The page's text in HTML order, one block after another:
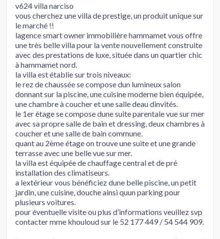
v624 villa narciso
vous cherchez une villa de prestige, un produit unique sur
le marché !!
lagence smart owner immobilière hammamet vous offre
une très belle villa pour la vente nouvellement construite
avec des prestations de luxe, située dans un quartier chic
à hammamet nord.
la villa est établie sur trois niveaux:
le rez de chaussée se compose dun lumineux salon
donnant sur la piscine, une cuisine moderne bien équipée,
une chambre à coucher et une salle deau dinvités.
le 1er étage se compose dune suite parentale vue sur mer
avec sa propre salle de bain et dressing, deux chambres à
coucher et une salle de bain commune.
quant au 2ème étage on trouve une suite et une grande
terrasse avec une belle vue sur mer.
la villa est équipée de chauffage central et de pré
installation des climatiseurs.
a lextérieur vous bénéficiez dune belle piscine, un petit
jardin, une cuisine, douche ainsi quun parking pour
plusieurs voitures.
pour éventuelle visite ou plus d’informations veuillez svp
contacter mme khouloud sur le 52 177 449 / 54 544 909.